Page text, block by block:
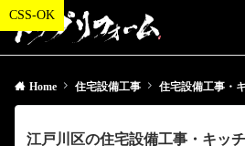
Home 住宅設備工事 住宅設備工事・
江戸川区の住宅設備工事・キッ